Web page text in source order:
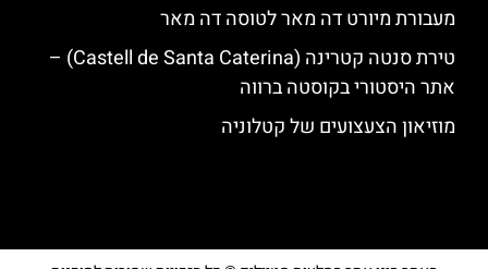
מעבורת מיורט דה מאר לטוסה דה מאר
טירת סנטה קטרינה (Castell de Santa Caterina) –
אתר היסטורי בקוסטה ברווה
מוזיאון הצעצועים של קטלוניה